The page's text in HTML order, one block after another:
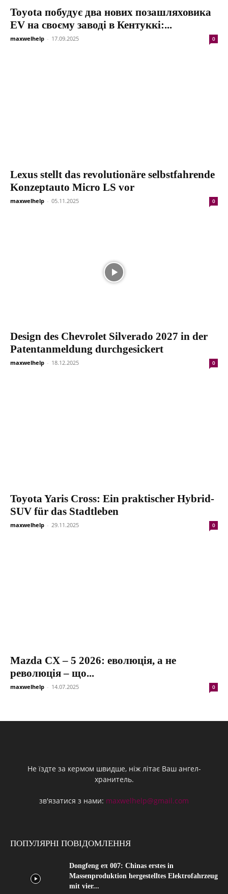
Toyota побудує два нових позашляховика
EV на своєму заводі в Кентуккі:...
maxwelhelp - 17.09.2025 0
Lexus stellt das revolutionäre selbstfahrende
Konzeptauto Micro LS vor
maxwelhelp - 05.11.2025 0
Design des Chevrolet Silverado 2027 in der
Patentanmeldung durchgesickert
maxwelhelp - 18.12.2025 0
Toyota Yaris Cross: Ein praktischer Hybrid-
SUV für das Stadtleben
maxwelhelp - 29.11.2025 0
Mazda CX – 5 2026: еволюція, а не
революція – що...
maxwelhelp - 14.07.2025 0
Не їздте за кермом швидше, ніж літає Ваш ангел-
хранитель.
зв'язатися з нами: maxwelhelp@gmail.com
ПОПУЛЯРНІ ПОВІДОМЛЕННЯ
Dongfeng eπ 007: Chinas erstes in
Massenproduktion hergestelltes Elektrofahrzeug
mit vier...